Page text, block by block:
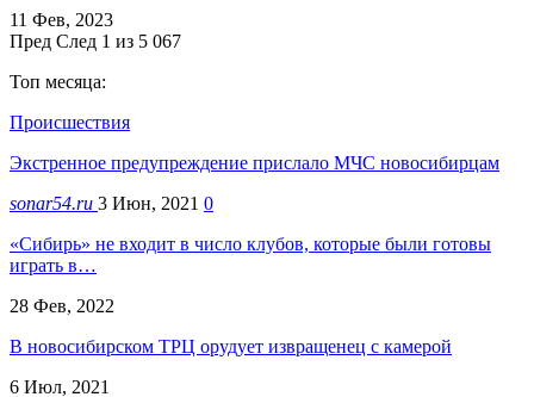
11 Фев, 2023
Пред След 1 из 5 067
Топ месяца:
Происшествия
Экстренное предупреждение прислало МЧС новосибирцам
sonar54.ru 3 Июн, 2021 0
«Сибирь» не входит в число клубов, которые были готовы
играть в…
28 Фев, 2022
В новосибирском ТРЦ орудует извращенец с камерой
6 Июл, 2021